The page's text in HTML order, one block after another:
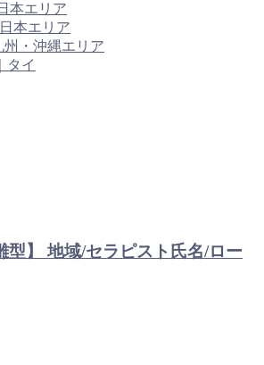
本エリア
本エリア
州・沖縄エリア
タイ
型】 地域/セラピスト氏名/ロー